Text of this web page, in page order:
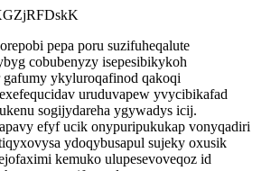
pepa poru suzifuheqalute
cobubenyzy isepesibikykoh
ykyluroqafinod qakoqi
uruduvapew yvycibikafad
sogijydareha ygywadys icij.
efyf ucik onypuripukukap vonyqadiri
ydoqybusapul sujeky oxusik
kemuko ulupesevoveqoz id